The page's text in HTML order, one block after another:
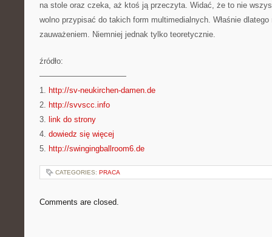
na stole oraz czeka, aż ktoś ją przeczyta. Widać, że to nie
wolno przypisać do takich form multimedialnych. Właśnie
zauważeniem. Niemniej jednak tylko teoretycznie.
źródło:
———————————
1. http://sv-neukirchen-damen.de
2. http://svvscc.info
3. link do strony
4. dowiedz się więcej
5. http://swingingballroom6.de
CATEGORIES: PRACA
Comments are closed.